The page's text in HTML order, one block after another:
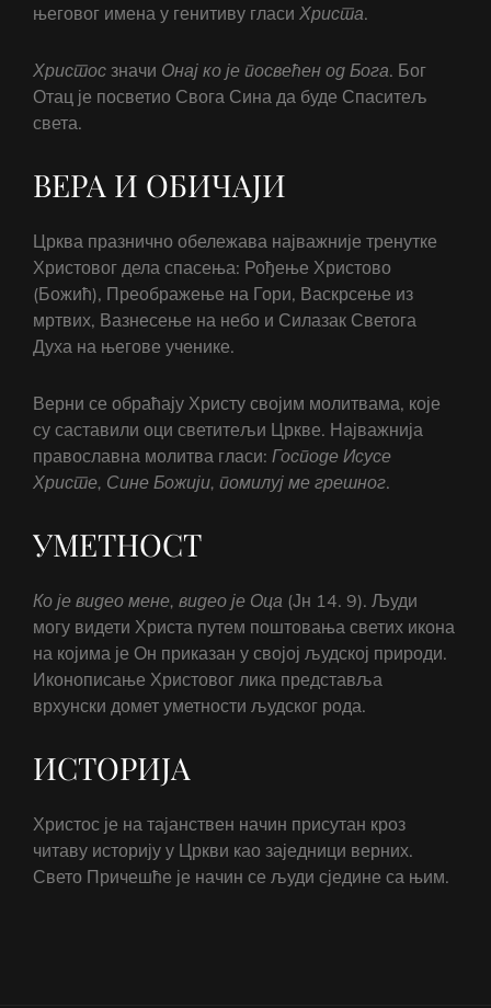
његовог имена у генитиву гласи Христа.
Христос значи Онај ко је посвећен од Бога. Бог
Отац је посветио Свога Сина да буде Спаситељ
света.
ВЕРА И ОБИЧАЈИ
Црква празнично обележава најважније тренутке
Христовог дела спасења: Рођење Христово
(Божић), Преображење на Гори, Васкрсење из
мртвих, Вазнесење на небо и Силазак Светога
Духа на његове ученике.
Верни се обраћају Христу својим молитвама, које
су саставили оци светитељи Цркве. Најважнија
православна молитва гласи: Господе Исусе
Христе, Сине Божији, помилуј ме грешног.
УМЕТНОСТ
Ко је видео мене, видео је Оца (Јн 14. 9). Људи
могу видети Христа путем поштовања светих икона
на којима је Он приказан у својој људској природи.
Иконописање Христовог лика представља
врхунски домет уметности људског рода.
ИСТОРИЈА
Христос је на тајанствен начин присутан кроз
читаву историју у Цркви као заједници верних.
Свето Причешће је начин се људи сједине са њим.